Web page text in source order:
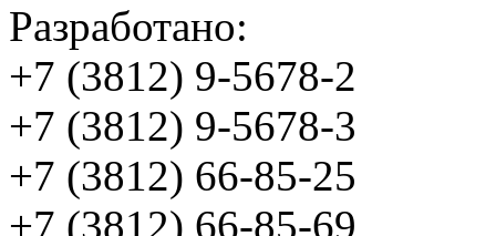
Разработано:
+7 (3812) 9-5678-2
+7 (3812) 9-5678-3
+7 (3812) 66-85-25
+7 (3812) 66-85-69